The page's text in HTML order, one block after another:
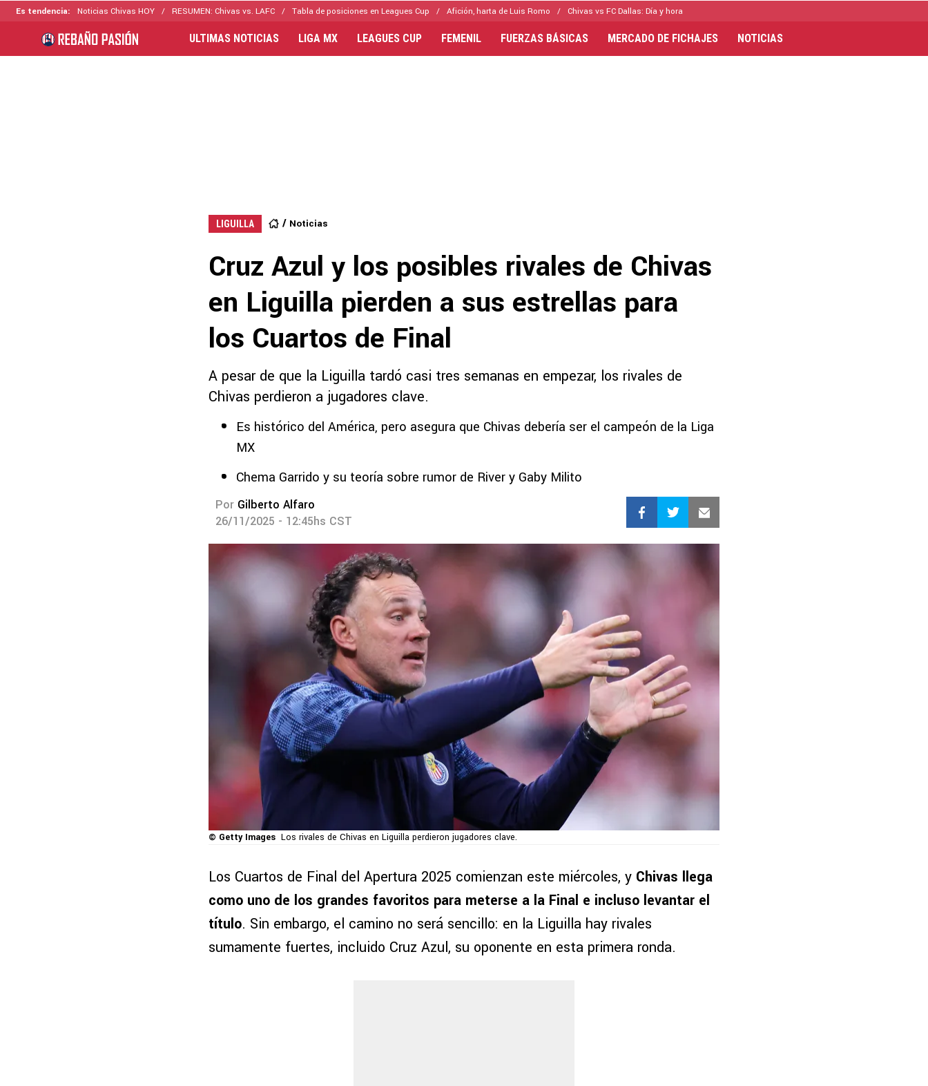
Es tendencia: Noticias Chivas HOY RESUMEN: Chivas vs. LAFC Tabla de posiciones en Leagues Cup Afición, harta de Luis Romo Chivas vs FC Dallas: Día y hora
ULTIMAS NOTICIAS LIGA MX LEAGUES CUP FEMENIL FUERZAS BÁSICAS MERCADO DE FICHAJES NOTICIAS
LIGUILLA Noticias
Cruz Azul y los posibles rivales de Chivas
en Liguilla pierden a sus estrellas para
los Cuartos de Final
A pesar de que la Liguilla tardó casi tres semanas en empezar, los rivales de
Chivas perdieron a jugadores clave.
Es histórico del América, pero asegura que Chivas debería ser el campeón de la Liga
MX
Chema Garrido y su teoría sobre rumor de River y Gaby Milito
Por Gilberto Alfaro
26/11/2025 - 12:45hs CST
© Getty Images Los rivales de Chivas en Liguilla perdieron jugadores clave.
Los Cuartos de Final del Apertura 2025 comienzan este miércoles, y Chivas llega
como uno de los grandes favoritos para meterse a la Final e incluso levantar el
título. Sin embargo, el camino no será sencillo: en la Liguilla hay rivales
sumamente fuertes, incluido Cruz Azul, su oponente en esta primera ronda.